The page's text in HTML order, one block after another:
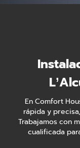
En Comfort
rápida y
Trabajamos con
cualificada